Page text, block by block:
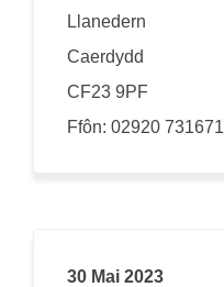
Llanedern
Caerdydd
CF23 9PF
Ffôn: 02920 731671
30 Mai 2023